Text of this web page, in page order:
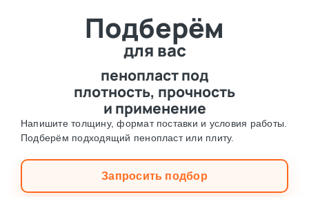
Подберём
для вас
пенопласт под
плотность, прочность
и применение
Напишите толщину, формат поставки и условия работы.
Подберём подходящий пенопласт или плиту.
Запросить подбор